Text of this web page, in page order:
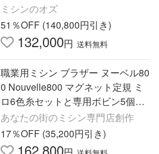
ミシンのオズ
51％OFF (140,800円引き)
132,000円 送料無料
職業用ミシン ブラザー ヌーベル80
0 Nouvelle800 マグネット定規 ミ
ロ6色糸セットと専用ボビン5個プ
レゼント 最大5年保証 送料無料 ミ
シン 本体 爆買
あなたの街のミシン専門店創作
17％OFF (35,200円引き)
162,800